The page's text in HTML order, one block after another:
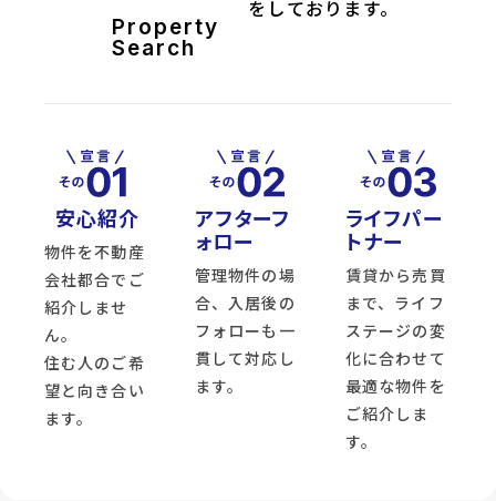
Property
Search
をしております。
安心紹介
物件を不動産
会社都合でご
紹介しませ
ん。
住む人のご希
望と向き合い
ます。
アフターフ
ォロー
管理物件の場
合、入居後の
フォローも一
貫して対応し
ます。
ライフパー
トナー
賃貸から売買
まで、ライフ
ステージの変
化に合わせて
最適な物件を
ご紹介しま
す。